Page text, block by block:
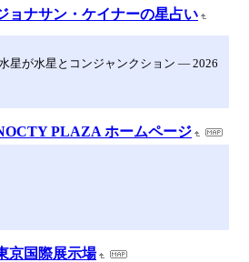
ョナサン・ケイナーの星占い
星が水星とコンジャンクション ― 2026
PLAZA ホームページ
京国際展示場